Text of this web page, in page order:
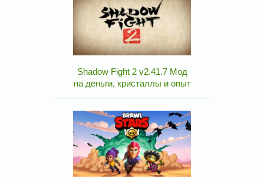
Shadow Fight 2 v2.41.7 Мод
на деньги, кристаллы и опыт